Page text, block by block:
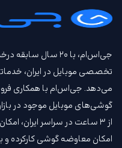
جی‌اس‌ام، با ۲۰ سال
تخصصی موبایل در ایران،
می‌دهد. جی‌اس‌ام با همکاری
گوشی‌های موبایل موجود در
از ۳ ساعت در سراسر ایران،
امکان معاوضه گوشی کارکرده